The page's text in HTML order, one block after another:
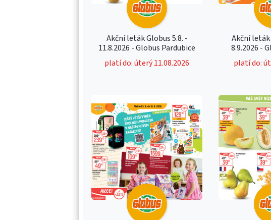
Akční leták Globus 5.8. -
11.8.2026 - Globus Pardubice
platí do: úterý 11.08.2026
Akční leták
8.9.2026 -
platí do: